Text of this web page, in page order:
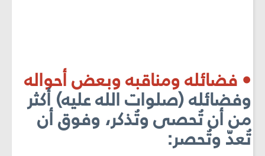
• فضائله ومناقبه وبعض أحواله
وفضائله (صلوات الله عليه) أكثر
من أن تُحصى وتُذكر، وفوق أن
تُعدّ وتُحصر: